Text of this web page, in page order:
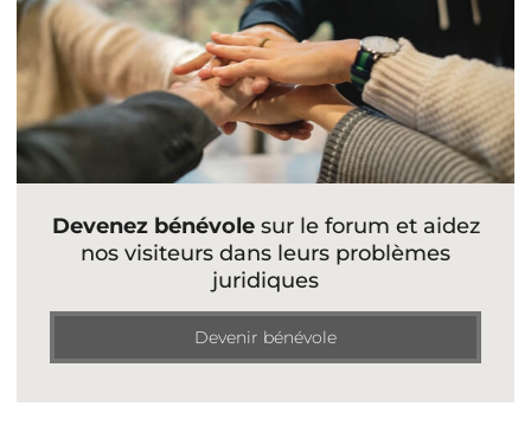
Devenez bénévolesur le forum et aidez
nos visiteurs dans leurs problèmes
juridiques
Devenir bénévole